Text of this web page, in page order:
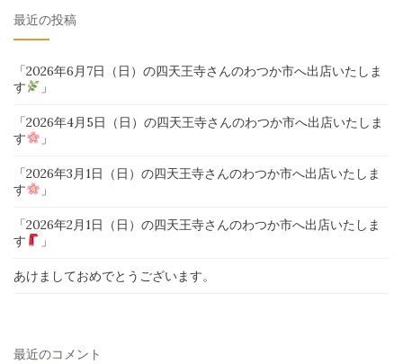
象:
最近の投稿
「2026年6月7日（日）の四天王寺さんのわつか市へ出店いたしま
す
」
「2026年4月5日（日）の四天王寺さんのわつか市へ出店いたしま
す
」
「2026年3月1日（日）の四天王寺さんのわつか市へ出店いたしま
す
」
「2026年2月1日（日）の四天王寺さんのわつか市へ出店いたしま
す
」
あけましておめでとうございます。
最近のコメント